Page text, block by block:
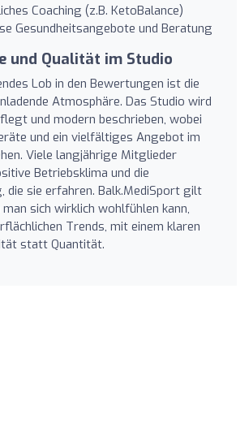
Coaching (z.B. KetoBalance)
Gesundheitsangebote und Beratung
und Qualität im Studio
Lob in den Bewertungen ist die
Atmosphäre. Das Studio wird
und modern beschrieben, wobei
und ein vielfältiges Angebot im
Viele langjährige Mitglieder
Betriebsklima und die
die sie erfahren. Balk.MediSport gilt
sich wirklich wohlfühlen kann,
Trends, mit einem klaren
statt Quantität.